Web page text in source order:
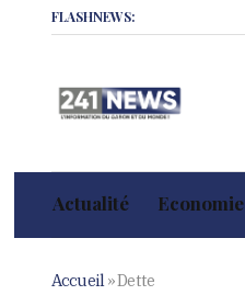
FLASHNEWS:
Actualité Economie
Accueil»Dette